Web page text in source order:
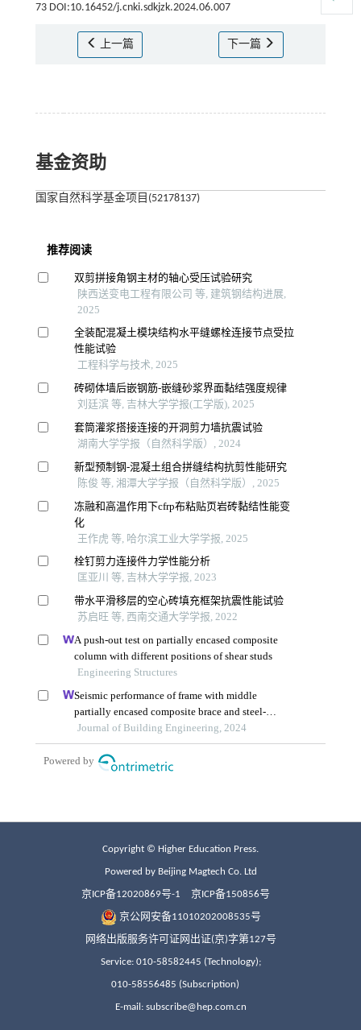
73 DOI:10.16452/j.cnki.sdkjzk.2024.06.007
上一篇 下一篇
基金资助
国家自然科学基金项目(52178137)
Copyright © Higher Education Press.
Powered by Beijing Magtech Co. Ltd
京ICP备12020869号-1 京ICP备150856号
京公网安备11010202008535号
网络出版服务许可证网出证(京)字第127号
Service: 010-58582445 (Technology);
010-58556485 (Subscription)
E-mail: subscribe@hep.com.cn